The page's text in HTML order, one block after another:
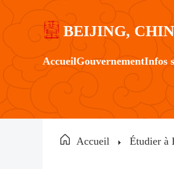
BEIJING,
AccueilGouvernementInfos
Accueil Étudier à